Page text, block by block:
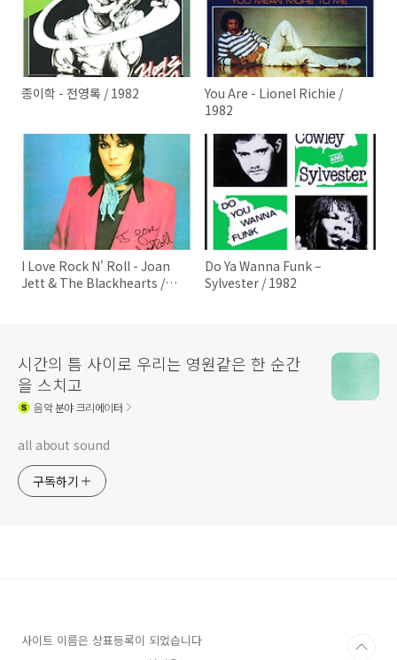
종이학 - 전영록 / 1982
You Are - Lionel Richie /
1982
I Love Rock N' Roll - Joan
Jett & The Blackhearts /
Do Ya Wanna Funk –
Sylvester / 1982
시간의 틈 사이로 우리는 영원같은 한 순간
을 스치고
음악분야 크리에이터
all about sound
구독하기
사이트 이름은 상표등록이 되었습니다